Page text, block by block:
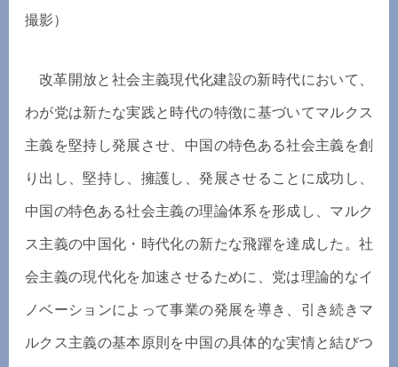
撮影）
改革開放と社会主義現代化建設の新時代において、
わが党は新たな実践と時代の特徴に基づいてマルクス
主義を堅持し発展させ、中国の特色ある社会主義を創
り出し、堅持し、擁護し、発展させることに成功し、
中国の特色ある社会主義の理論体系を形成し、マルク
ス主義の中国化・時代化の新たな飛躍を達成した。社
会主義の現代化を加速させるために、党は理論的なイ
ノベーションによって事業の発展を導き、引き続きマ
ルクス主義の基本原則を中国の具体的な実情と結びつ